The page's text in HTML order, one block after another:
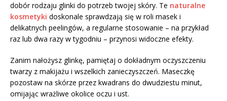
dobór rodzaju glinki do potrzeb twojej skóry. Te naturalne
kosmetyki doskonale sprawdzają się w roli masek i
delikatnych peelingów, a regularne stosowanie – na przykład
raz lub dwa razy w tygodniu – przynosi widoczne efekty.
Zanim nałożysz glinkę, pamiętaj o dokładnym oczyszczeniu
twarzy z makijażu i wszelkich zanieczyszczeń. Maseczkę
pozostaw na skórze przez kwadrans do dwudziestu minut,
omijając wrażliwe okolice oczu i ust.